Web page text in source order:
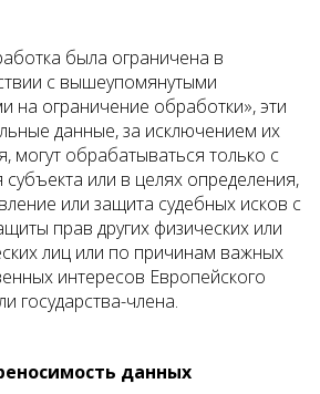
была ограничена в
с вышеупомянутыми
на ограничение обработки», эти
данные, за исключением их
могут обрабатываться только с
субъекта или в целях определения,
или защита судебных исков с
прав других физических или
лиц или по причинам важных
интересов Европейского
государства-члена.
данных